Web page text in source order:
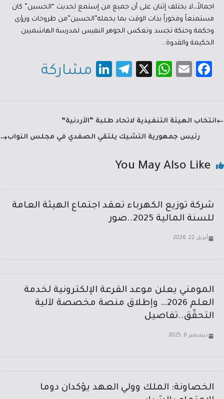
اجمالاً،،لا يختلف إثنان على أن جميع من إستمع لحديث “الحسين” كان
مستمتعاً وفخوراً بذات الوقت بما يحمله”الحسين”من طروحات ورؤى
وحكمة وحنكة تجسد وتعكس الجوهر النفيس لمدرسة الهاشميين
الحكيمة والقدوة…
Fa
b
o
E
W
sA
p
X
Te
a
m
Li
dI
n
مشاركة
انتخاب الهيئة التنفيذية لاتحاد طلبة “الأردنية”
رئيس جمهورية التشيك يلتقي الصفدي في مجلس النواب
You May Also Like
شركة توزيع الكهرباء تعقد اجتماع الهيئة العامة
للسنة المالية 2025..صور
أبريل 22, 2026
المومني يعلن موعد القرعة الإلكترونية لخدمة
العلم 2026… وإطلاق منصة مخصصة لآلية
التحقّق..تفاصيل
ديسمبر 6, 2025
الخصاونة: الملك وولي العهد يؤكدان دوما